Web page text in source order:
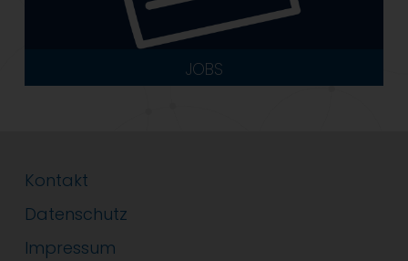
JOBS
Kontakt
Datenschutz
Impressum